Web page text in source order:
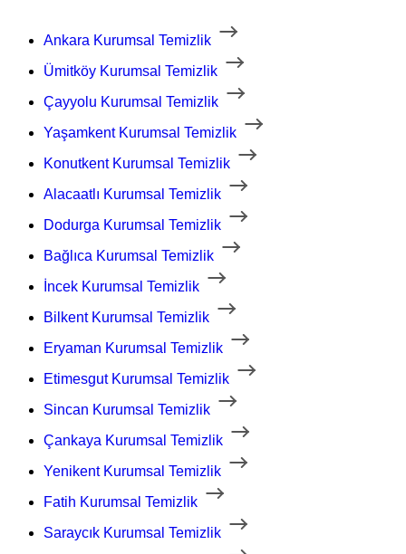
Ankara Kurumsal Temizlik
Ümitköy Kurumsal Temizlik
Çayyolu Kurumsal Temizlik
Yaşamkent Kurumsal Temizlik
Konutkent Kurumsal Temizlik
Alacaatlı Kurumsal Temizlik
Dodurga Kurumsal Temizlik
Bağlıca Kurumsal Temizlik
İncek Kurumsal Temizlik
Bilkent Kurumsal Temizlik
Eryaman Kurumsal Temizlik
Etimesgut Kurumsal Temizlik
Sincan Kurumsal Temizlik
Çankaya Kurumsal Temizlik
Yenikent Kurumsal Temizlik
Fatih Kurumsal Temizlik
Saraycık Kurumsal Temizlik